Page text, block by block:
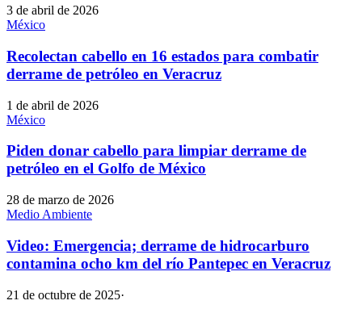
3 de abril de 2026
México
Recolectan cabello en 16 estados para combatir
derrame de petróleo en Veracruz
1 de abril de 2026
México
Piden donar cabello para limpiar derrame de
petróleo en el Golfo de México
28 de marzo de 2026
Medio Ambiente
Video: Emergencia; derrame de hidrocarburo
contamina ocho km del río Pantepec en Veracruz
21 de octubre de 2025·